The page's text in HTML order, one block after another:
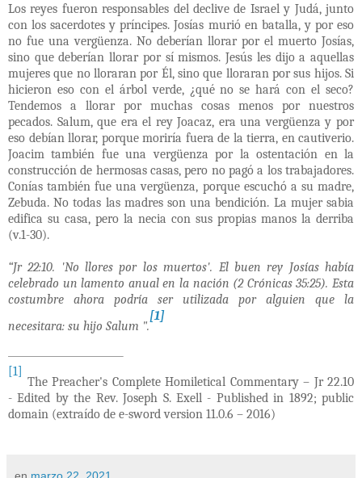
Los reyes fueron responsables del declive de Israel y Judá, junto
con los sacerdotes y príncipes. Josías murió en batalla, y por eso
no fue una vergüenza. No deberían llorar por el muerto Josías,
sino que deberían llorar por sí mismos. Jesús les dijo a aquellas
mujeres que no lloraran por Él, sino que lloraran por sus hijos. Si
hicieron eso con el árbol verde, ¿qué no se hará con el seco?
Tendemos a llorar por muchas cosas menos por nuestros
pecados. Salum, que era el rey Joacaz, era una vergüenza y por
eso debían llorar, porque moriría fuera de la tierra, en cautiverio.
Joacim también fue una vergüenza por la ostentación en la
construcción de hermosas casas, pero no pagó a los trabajadores.
Conías también fue una vergüenza, porque escuchó a su madre,
Zebuda. No todas las madres son una bendición. La mujer sabia
edifica su casa, pero la necia con sus propias manos la derriba
(v.1-30).
“Jr 22:10. 'No llores por los muertos'. El buen rey Josías había
celebrado un lamento anual en la nación (2 Crónicas 35:25). Esta
costumbre ahora podría ser utilizada por alguien que la
necesitara: su hijo Salum ".
[1]
[1]
The Preacher's Complete Homiletical Commentary – Jr 22.10
-Edited by the Rev. Joseph S. Exell - Published in 1892; public
domain (extraído de e-sword version 11.0.6 – 2016)
en marzo 22, 2021